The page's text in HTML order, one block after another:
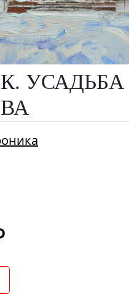
УСАДЬБА